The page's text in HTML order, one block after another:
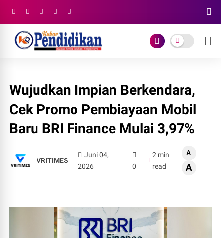
Wujudkan Impian Berkendara,
Cek Promo Pembiayaan Mobil
Baru BRI Finance Mulai 3,97%
VRITIMES
Juni 04,
2026
0
2 min
read
A
A